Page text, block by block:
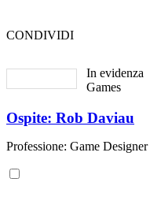
CONDIVIDI
In evidenza
Games
Ospite: Rob Daviau
Professione: Game Designer